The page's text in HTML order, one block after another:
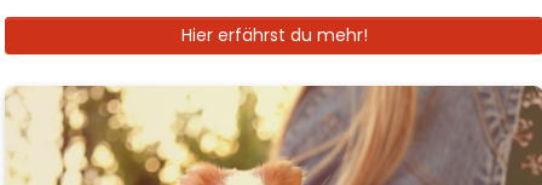
Hier erfährst du mehr!